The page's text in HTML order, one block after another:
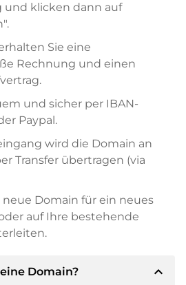
und klicken dann auf
Sie eine
Rechnung und einen
und sicher per IBAN-
Paypal.
wird die Domain an
Transfer übertragen (via
Domain für ein neues
auf Ihre bestehende
Domain? expand_less